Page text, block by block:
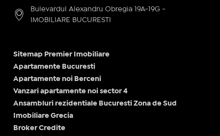
Bulevardul Alexandru Obregia 19A-19G -
IMOBILIARE BUCURESTI
Sitemap Premier Imobiliare
Apartamente Bucuresti
Apartamente noi Berceni
Vanzari apartamente noi sector 4
Ansambluri rezidentiale Bucuresti Zona de Sud
Imobiliare Grecia
Broker Credite